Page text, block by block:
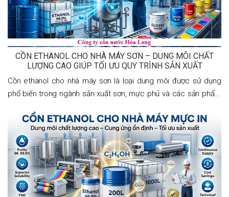
CỒN ETHANOL CHO NHÀ MÁY SƠN – DUNG MÔI CHẤT
LƯỢNG CAO GIÚP TỐI ƯU QUY TRÌNH SẢN XUẤT
Cồn ethanol cho nhà máy sơn là loại dung môi được sử dụng
phổ biến trong ngành sản xuất sơn, mực phủ và các sản phẩm
Ethanol giúp cải thiện độ